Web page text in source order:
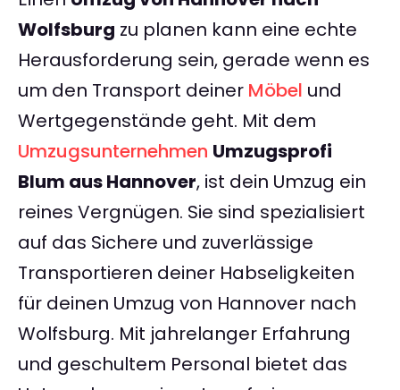
Wolfsburg zu planen kann eine echte
Herausforderung sein, gerade wenn es
um den Transport deiner Möbel und
Wertgegenstände geht. Mit dem
Umzugsunternehmen Umzugsprofi
Blum aus Hannover, ist dein Umzug ein
reines Vergnügen. Sie sind spezialisiert
auf das Sichere und zuverlässige
Transportieren deiner Habseligkeiten
für deinen Umzug von Hannover nach
Wolfsburg. Mit jahrelanger Erfahrung
und geschultem Personal bietet das